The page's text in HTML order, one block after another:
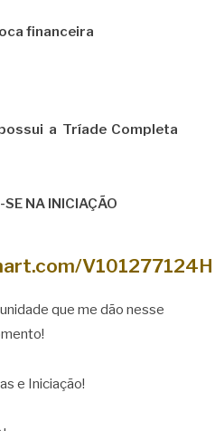
financeira
a Tríade Completa
NA INICIAÇÃO
V101277124H
que me dão nesse
e Iniciação!